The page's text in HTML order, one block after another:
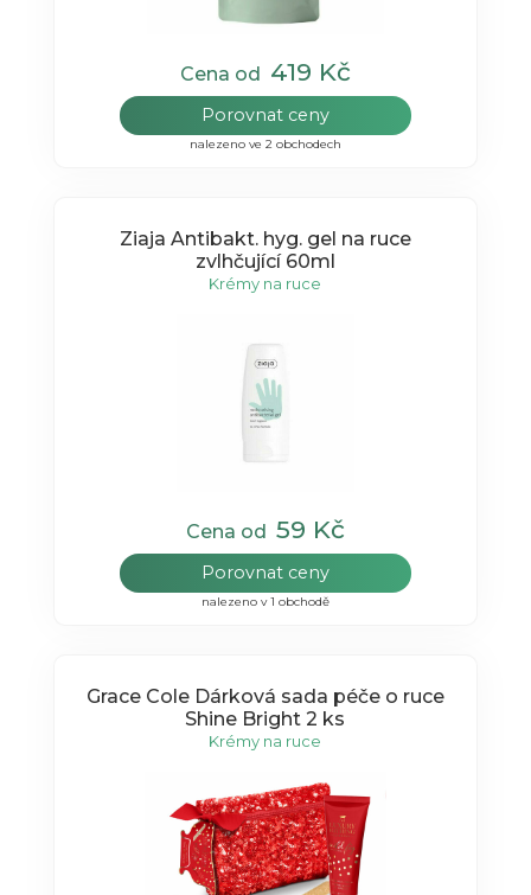
Cena od 419 Kč
Porovnat ceny
nalezeno ve 2 obchodech
Ziaja Antibakt. hyg. gel na ruce
zvlhčující 60ml
Krémy na ruce
Cena od 59 Kč
Porovnat ceny
nalezeno v 1 obchodě
Grace Cole Dárková sada péče o ruce
Shine Bright 2 ks
Krémy na ruce